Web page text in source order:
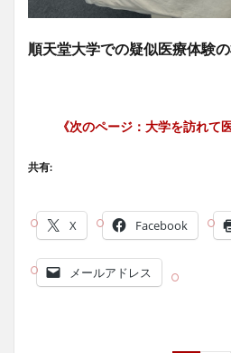
順天堂大学での疑似医療体験
《次のページ： 大学を訪れて
共有:
X Facebook
メールアドレス